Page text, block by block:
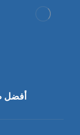
أفضل